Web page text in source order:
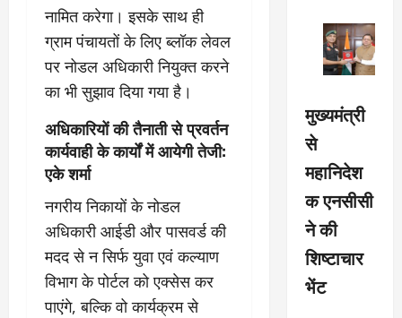
नामित करेगा। इसके साथ ही
ग्राम पंचायतों के लिए ब्लॉक लेवल
पर नोडल अधिकारी नियुक्त करने
का भी सुझाव दिया गया है।
अधिकारियों की तैनाती से प्रवर्तन
कार्यवाही के कार्यों में आयेगी तेजी:
एके शर्मा
नगरीय निकायों के नोडल
अधिकारी आईडी और पासवर्ड की
मदद से न सिर्फ युवा एवं कल्याण
विभाग के पोर्टल को एक्सेस कर
पाएंगे, बल्कि वो कार्यक्रम से
मुख्यमंत्री
से
महानिदेश
क एनसीसी
ने की
शिष्टाचार
भेंट